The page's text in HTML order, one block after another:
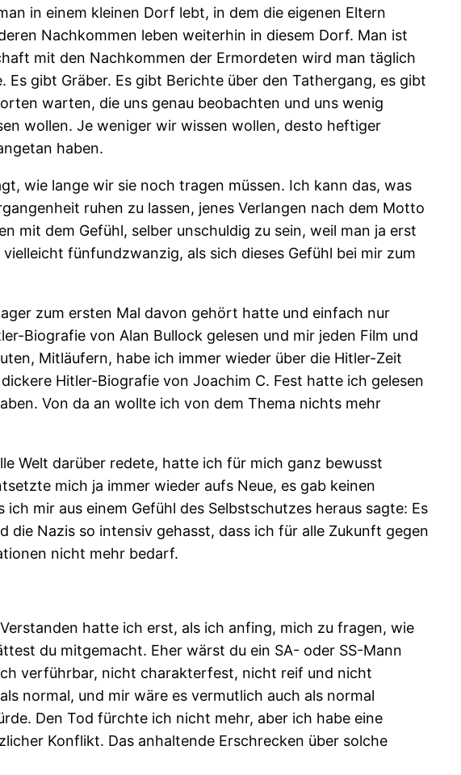
in einem kleinen Dorf lebt, in dem die eigenen Eltern
Nachkommen leben weiterhin in diesem Dorf. Man ist
mit den Nachkommen der Ermordeten wird man täglich
gibt Gräber. Es gibt Berichte über den Tathergang, es gibt
warten, die uns genau beobachten und uns wenig
wollen. Je weniger wir wissen wollen, desto heftiger
haben.
wie lange wir sie noch tragen müssen. Ich kann das, was
ruhen zu lassen, jenes Verlangen nach dem Motto
mit dem Gefühl, selber unschuldig zu sein, weil man ja erst
fünfundzwanzig, als sich dieses Gefühl bei mir zum
zum ersten Mal davon gehört hatte und einfach nur
Biografie von Alan Bullock gelesen und mir jeden Film und
Mitläufern, habe ich immer wieder über die Hitler-Zeit
Hitler-Biografie von Joachim C. Fest hatte ich gelesen
Von da an wollte ich von dem Thema nichts mehr
Welt darüber redete, hatte ich für mich ganz bewusst
mich ja immer wieder aufs Neue, es gab keinen
mir aus einem Gefühl des Selbstschutzes heraus sagte: Es
Nazis so intensiv gehasst, dass ich für alle Zukunft gegen
nicht mehr bedarf.
hatte ich erst, als ich anfing, mich zu fragen, wie
du mitgemacht. Eher wärst du ein SA- oder SS-Mann
verführbar, nicht charakterfest, nicht reif und nicht
normal, und mir wäre es vermutlich auch als normal
Den Tod fürchte ich nicht mehr, aber ich habe eine
Konflikt. Das anhaltende Erschrecken über solche